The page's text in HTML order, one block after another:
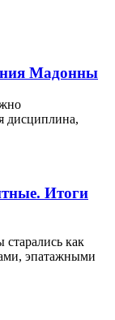
Мадонны
дисциплина,
Итоги
как
эпатажными